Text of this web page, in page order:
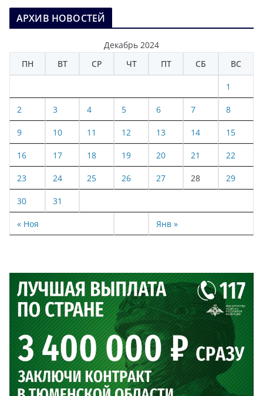
АРХИВ НОВОСТЕЙ
Декабрь 2024
ПН
ВТ СР ЧТ ПТ СБ ВС
« Ноя Янв »
1
2 3 4 5 6 7 8
9 10 11 12 13 14 15
16 17 18 19 20 21 22
23 24 25 26 27 28 29
30 31